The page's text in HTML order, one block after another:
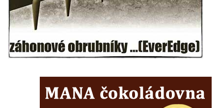
Českých Budějovicích
Socha svatého Václava u pramene v
Pamětní deska Tomáše Garrigue Masaryka
Českých Budějovicích